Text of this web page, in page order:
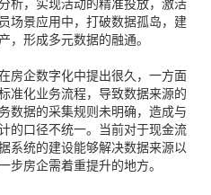
场景应用中，打破数据孤岛，建
，形成多元数据的融通。
房企数字化中提出很久，一方面
准化业务流程，导致数据来源的
数据的采集规则未明确，造成与
的口径不统一。当前对于现金流
系统的建设能够解决数据来源以
步房企需着重提升的地方。